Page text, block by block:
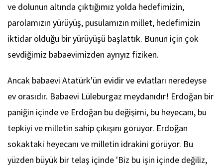
ve dolunun altında çıktığımız yolda hedefimizin,
parolamızın yürüyüş, pusulamızın millet, hedefimizin
iktidar olduğu bir yürüyüşü başlattık. Bunun için çok
sevdiğimiz babaevimizden ayrıyız fiziken.
Ancak babaevi Atatürk'ün evidir ve evlatları neredeyse
ev orasıdır. Babaevi Lüleburgaz meydanıdır! Erdoğan bir
paniğin içinde ve Erdoğan bu değişimi, bu heyecanı, bu
tepkiyi ve milletin sahip çıkışını görüyor. Erdoğan
sokaktaki heyecanı ve milletin idrakini görüyor. Bu
yüzden büyük bir telaş içinde 'Biz bu işin içinde değiliz,